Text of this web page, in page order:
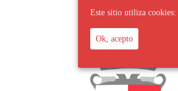
Este sitio utiliza cookies:
Ok, acepto